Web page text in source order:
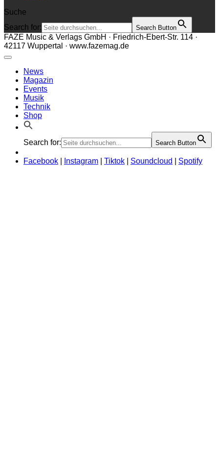
Suche
Search for:
Search Button
FAZE Music & Verlags GmbH · Friedrich-Ebert-Str. 114 ·
42117 Wuppertal · www.fazemag.de
News
Magazin
Events
Musik
Technik
Shop
Search for: Search Button
Facebook Instagram Tiktok Soundcloud Spotify